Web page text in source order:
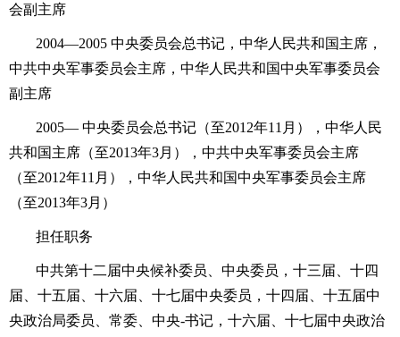
会副主席
2004—2005 中央委员会总书记，中华人民共和国主席，
中共中央军事委员会主席，中华人民共和国中央军事委员会
副主席
2005— 中央委员会总书记（至2012年11月），中华人民
共和国主席（至2013年3月），中共中央军事委员会主席
（至2012年11月），中华人民共和国中央军事委员会主席
（至2013年3月）
担任职务
中共第十二届中央候补委员、中央委员，十三届、十四
届、十五届、十六届、十七届中央委员，十四届、十五届中
央政治局委员、常委、中央-书记，十六届、十七届中央政治